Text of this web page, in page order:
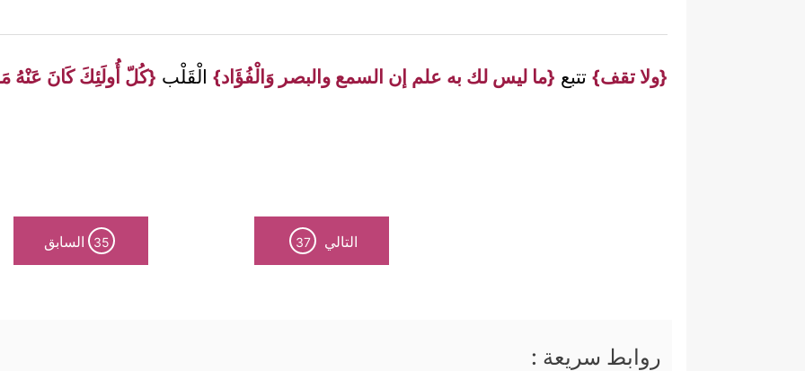
{ولا تقف} تتبع {ما ليس لك به علم إن السمع والبصر وَالْفُؤَاد} الْقَلْب {كُلّ أُولَئِكَ كَانَ عَنْهُ
التالي 37
35 السابق
روابط سريعة :